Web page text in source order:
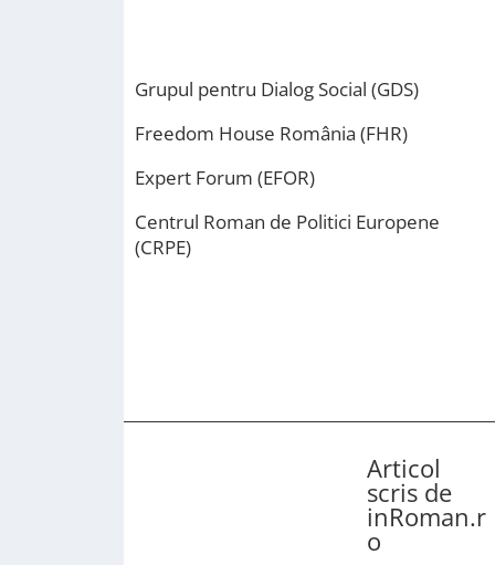
Grupul pentru Dialog Social (GDS)
Freedom House România (FHR)
Expert Forum (EFOR)
Centrul Roman de Politici Europene
(CRPE)
Articol
scris de
inRoman.r
o